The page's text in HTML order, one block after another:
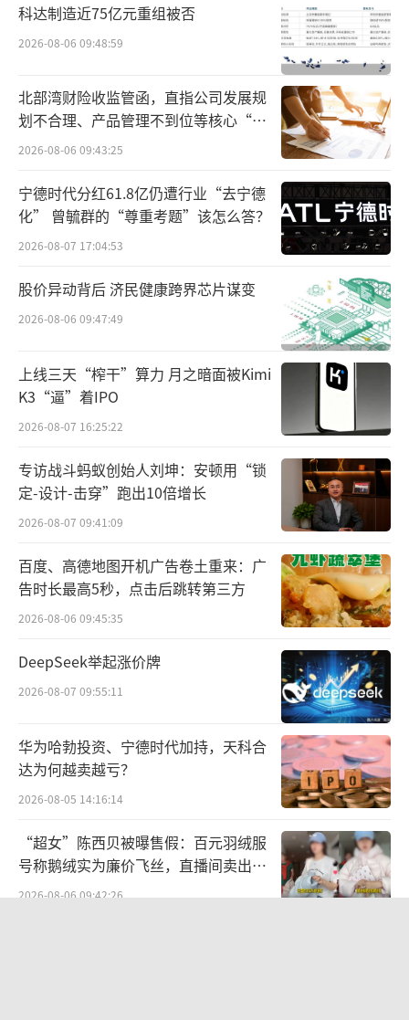
热搜。
事实上，早在2023年，胖东来就在多个社
交平台全面“爆火”，各种热搜不断，网民对
胖东来的好感大幅度增加。
热搜。
当时，一张胖东来薪资待遇图在网上流
传，其中提到一项“委屈奖”引起网友关注。
对此，胖东来超市办公室回应称，公司对员工
确实设有“委屈奖”，意在鼓励员工做正确的
事，但现在的奖励标准并非网传的5000元-8000
0元不等。
去年6月，胖东来又因“顾客与员工争执，
推8页调查报告”一事再上各大平台热搜榜，这
次胖东来彻底火出了圈，疯狂收割了一波人气
但在胖东来得到众人称赞的同时，也有消
息称，胖东来的商品价格贵，购买体验并不是
那么好。
2022年就有一张图在网上流传，内容是关
于来自抖音平台对胖东来服务的吐槽投诉记
科达制造近75亿元重组被否
2026-08-06 09:48:59
北部湾财险收监管函，直指公司发展规
划不合理、产品管理不到位等核心“痛
点”
2026-08-06 09:43:25
宁德时代分红61.8亿仍遭行业“去宁德
化” 曾毓群的“尊重考题”该怎么答？
2026-08-07 17:04:53
股价异动背后 济民健康跨界芯片谋变
2026-08-06 09:47:49
上线三天“榨干”算力 月之暗面被Kimi
K3“逼”着IPO
2026-08-07 16:25:22
专访战斗蚂蚁创始人刘坤：安顿用“锁
定-设计-击穿”跑出10倍增长
2026-08-07 09:41:09
百度、高德地图开机广告卷土重来：广
告时长最高5秒，点击后跳转第三方
2026-08-06 09:45:35
DeepSeek举起涨价牌
2026-08-07 09:55:11
华为哈勃投资、宁德时代加持，天科合
达为何越卖越亏？
2026-08-05 14:16:14
“超女”陈西贝被曝售假：百元羽绒服
号称鹅绒实为廉价飞丝，直播间卖出超
百万元
2026-08-06 09:42:26